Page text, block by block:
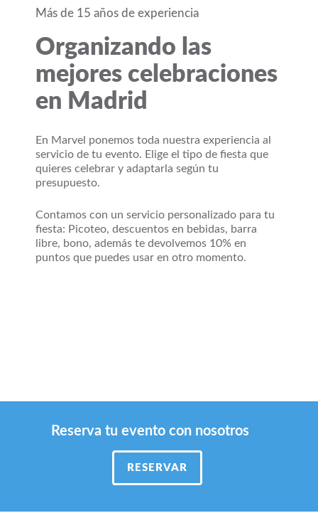
Más de 15 años de experiencia
Organizando las
mejores celebraciones
en Madrid
En Marvel ponemos toda nuestra experiencia al
servicio de tu evento. Elige el tipo de fiesta que
quieres celebrar y adaptarla según tu
presupuesto.
Contamos con un servicio personalizado para tu
fiesta: Picoteo, descuentos en bebidas, barra
libre, bono, además te devolvemos 10% en
puntos que puedes usar en otro momento.
Reserva tu evento con nosotros
RESERVAR